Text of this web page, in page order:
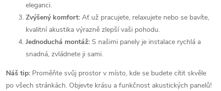
eleganci.
Zvýšený komfort: Ať už pracujete, relaxujete nebo se bavíte,
kvalitní akustika výrazně zlepší vaši pohodu.
Jednoduchá montáž: S našimi panely je instalace rychlá a
snadná, zvládnete ji sami.
Náš tip: Proměňte svůj prostor v místo, kde se budete cítit skvěle
po všech stránkách. Objevte krásu a funkčnost akustických panelů!